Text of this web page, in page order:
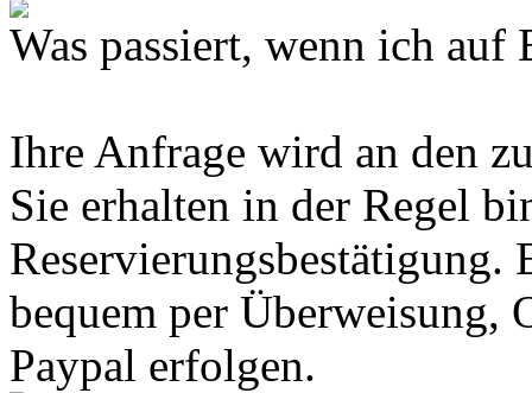
Was passiert, wenn ich
Ihre Anfrage wird an den
Sie erhalten in der Regel
Reservierungsbestätigung.
bequem per Überweisung,
Paypal erfolgen.